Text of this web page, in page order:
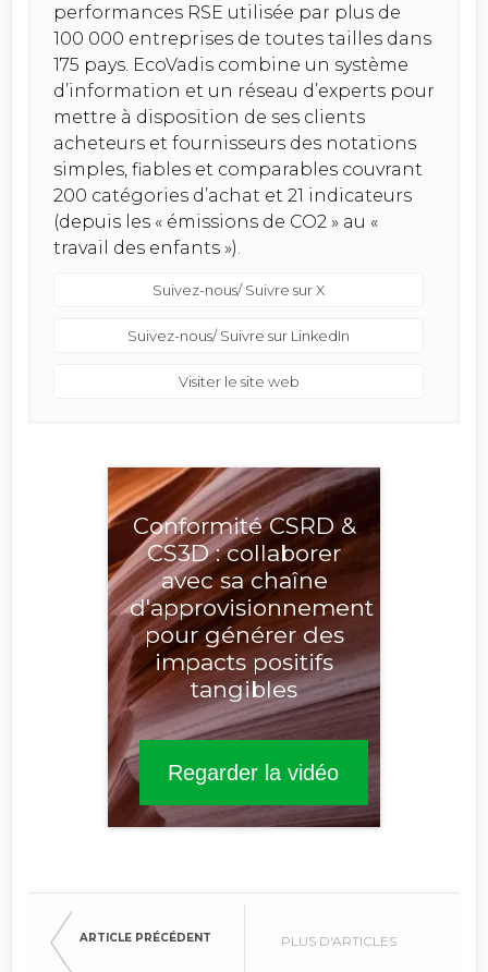
performances RSE utilisée par plus de
100 000 entreprises de toutes tailles dans
175 pays. EcoVadis combine un système
d’information et un réseau d’experts pour
mettre à disposition de ses clients
acheteurs et fournisseurs des notations
simples, fiables et comparables couvrant
200 catégories d’achat et 21 indicateurs
(depuis les « émissions de CO2 » au «
travail des enfants »).
Suivez-nous/ Suivre sur X
Suivez-nous/ Suivre sur LinkedIn
Visiter le site web
Conformité CSRD &
CS3D : collaborer
avec sa chaîne
d'approvisionnement
pour générer des
impacts positifs
tangibles
Regarder la vidéo
ARTICLE PRÉCÉDENT PLUS D'ARTICLES